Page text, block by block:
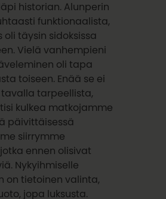
historian. Alunperin
funktionaalista,
oli täysin sidoksissa
Vielä vanhempieni
oli tapa
toiseen. Enää se ei
tarpeellista,
kulkea matkojamme
päivittäisessä
siirrymme
ennen olisivat
Nykyihmiselle
on tietoinen valinta,
jopa luksusta.